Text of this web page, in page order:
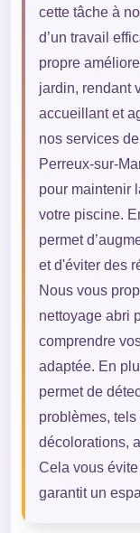
cette tâche à
d’un travail
propre
jardin, rendant
accueillant et
nos services
Perreux-sur-
pour maintenir
votre piscine.
permet
et d'éviter des
Nous vous
nettoyage abri
comprendre
adaptée. En
permet de
problèmes,
décolorations,
Cela vous
garantit un